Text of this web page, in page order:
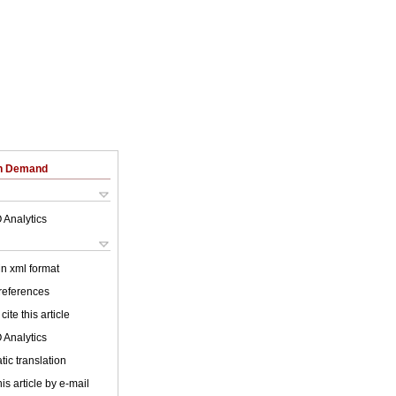
Demand
Analytics
xml format
this article
Analytics
translation
article by e-mail